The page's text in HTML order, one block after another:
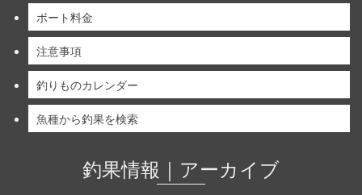
ボート料金
注意事項
釣りものカレンダー
魚種から釣果を検索
釣果情報｜アーカイブ